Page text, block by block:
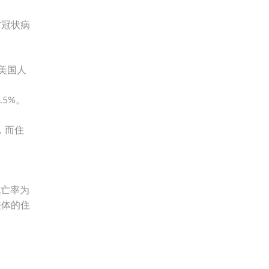
状病
国人
。
而住
率为
的住